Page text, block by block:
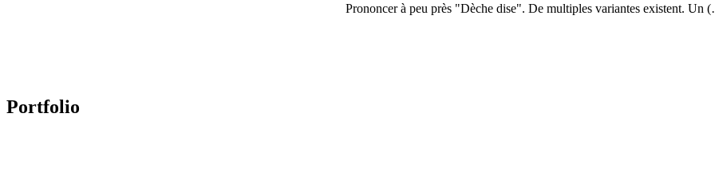
Prononcer à peu près "Dèche dise". De multiples variantes existent. Un
Portfolio